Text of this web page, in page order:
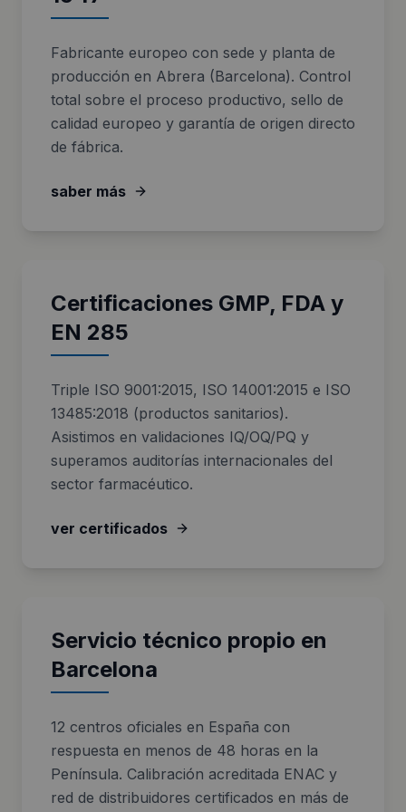
Fabricante europeo con sede y planta de
producción en Abrera (Barcelona). Control
total sobre el proceso productivo, sello de
calidad europeo y garantía de origen directo
de fábrica.
saber más
Certificaciones GMP, FDA y
EN 285
Triple ISO 9001:2015, ISO 14001:2015 e ISO
13485:2018 (productos sanitarios).
Asistimos en validaciones IQ/OQ/PQ y
superamos auditorías internacionales del
sector farmacéutico.
ver certificados
Servicio técnico propio en
Barcelona
12 centros oficiales en España con
respuesta en menos de 48 horas en la
Península. Calibración acreditada ENAC y
red de distribuidores certificados en más de